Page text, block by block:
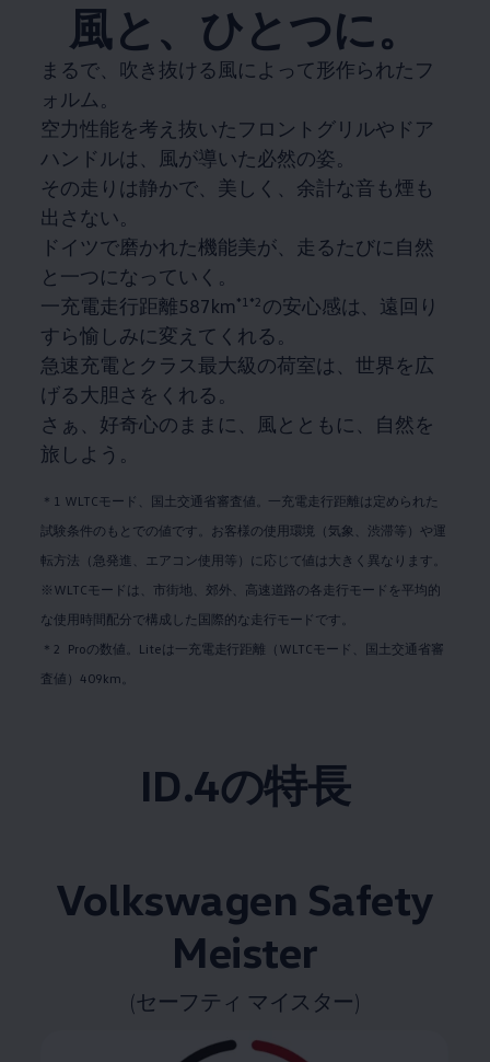
風と、ひとつに。
まるで、吹き抜ける風によって形作られたフ
ォルム。
空力性能を考え抜いたフロントグリルやドア
ハンドルは、風が導いた必然の姿。
その走りは静かで、美しく、余計な音も煙も
出さない。
ドイツで磨かれた機能美が、走るたびに自然
と一つになっていく。
一充電走行距離587km *1*2 の安心感は、遠回り
すら愉しみに変えてくれる。
急速充電とクラス最大級の荷室は、世界を広
げる大胆さをくれる。
さぁ、好奇心のままに、風とともに、自然を
旅しよう。
＊1 WLTCモード、国土交通省審査値。一充電走行距離は定められた
試験条件のもとでの値です。お客様の使用環境（気象、渋滞等）や運
転方法（急発進、エアコン使用等）に応じて値は大きく異なります。
※WLTCモードは、市街地、郊外、高速道路の各走行モードを平均的
な使用時間配分で構成した国際的な走行モードです。
＊2 Proの数値。Liteは一充電走行距離（WLTCモード、国土交通省審
査値）409km。
ID.4の特長
Volkswagen Safety
Meister
(セーフティ マイスター)